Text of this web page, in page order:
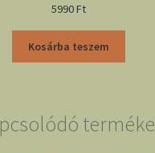
5990Ft
Kosárba teszem